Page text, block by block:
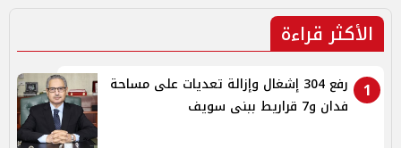
الأكثر قراءة
1
رفع 304 إشغال وإزالة تعديات على مساحة
فدان و7 قراريط ببنى سويف